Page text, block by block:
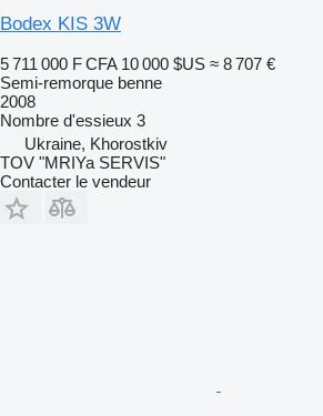
Bodex KIS 3W
5 711 000 F CFA 10 000 $US ≈ 8 707 €
Semi-remorque benne
2008
Nombre d'essieux 3
Ukraine, Khorostkiv
TOV "MRIYa SERVIS"
Contacter le vendeur